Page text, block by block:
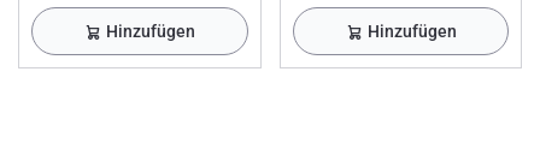
Hinzufügen Hinzufügen